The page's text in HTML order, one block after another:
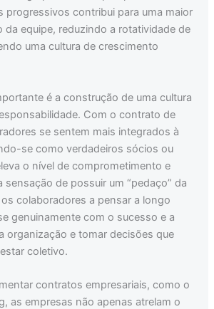
progressivos contribui para uma maior
da equipe, reduzindo a rotatividade de
uma cultura de crescimento
é a construção de uma cultura
Com o contrato de
se sentem mais integrados à
se como verdadeiros sócios ou
o nível de comprometimento e
sensação de possuir um “pedaço” da
colaboradores a pensar a longo
genuinamente com o sucesso e a
organização e tomar decisões que
coletivo.
contratos empresariais, como o
as empresas não apenas atrelam o